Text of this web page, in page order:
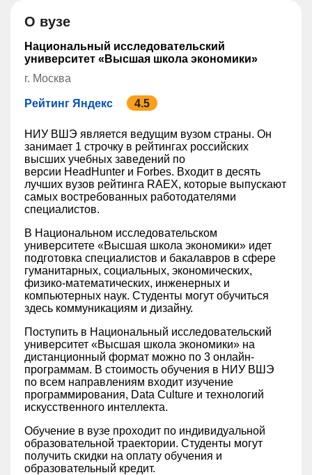
О вузе
Национальный исследовательский
университет «Высшая школа экономики»
г. Москва
Рейтинг Яндекс 4.5
НИУ ВШЭ является ведущим вузом страны. Он
занимает 1 строчку в рейтингах российских
высших учебных заведений по
версии HeadHunter и Forbes. Входит в десять
лучших вузов рейтинга RAEX, которые выпускают
самых востребованных работодателями
специалистов.
В Национальном исследовательском
университете «Высшая школа экономики» идет
подготовка специалистов и бакалавров в сфере
гуманитарных, социальных, экономических,
физико-математических, инженерных и
компьютерных наук. Студенты могут обучиться
здесь коммуникациям и дизайну.
Поступить в Национальный исследовательский
университет «Высшая школа экономики» на
дистанционный формат можно по 3 онлайн-
программам. В стоимость обучения в НИУ ВШЭ
по всем направлениям входит изучение
программирования, Data Culture и технологий
искусственного интеллекта.
Обучение в вузе проходит по индивидуальной
образовательной траектории. Студенты могут
получить скидки на оплату обучения и
образовательный кредит.